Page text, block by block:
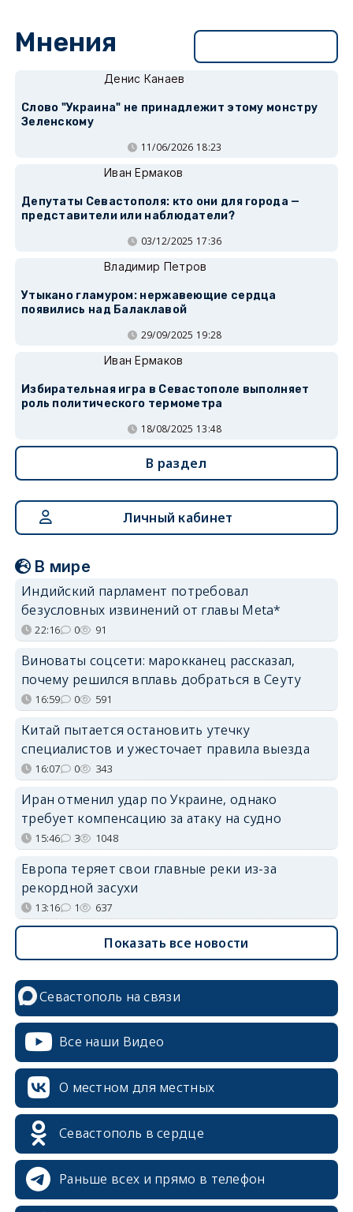
Мнения
Денис Канаев
Слово "Украина" не принадлежит этому монстру
Зеленскому
11/06/2026 18:23
Иван Ермаков
Депутаты Севастополя: кто они для города —
представители или наблюдатели?
03/12/2025 17:36
Владимир Петров
Утыкано гламуром: нержавеющие сердца
появились над Балаклавой
29/09/2025 19:28
Иван Ермаков
Избирательная игра в Севастополе выполняет
роль политического термометра
18/08/2025 13:48
В раздел
Личный кабинет
В мире
Индийский парламент потребовал
безусловных извинений от главы Meta*
22:16 0 91
Виноваты соцсети: марокканец рассказал,
почему решился вплавь добраться в Сеуту
16:59 0 591
Китай пытается остановить утечку
специалистов и ужесточает правила выезда
16:07 0 343
Иран отменил удар по Украине, однако
требует компенсацию за атаку на судно
15:46 3 1048
Европа теряет свои главные реки из-за
рекордной засухи
13:16 1 637
Показать все новости
Севастополь на связи
Все наши Видео
О местном для местных
Севастополь в сердце
Раньше всех и прямо в телефон